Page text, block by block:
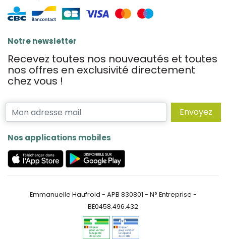
Notre newsletter
Recevez toutes nos nouveautés et toutes
nos offres en exclusivité directement
chez vous !
Envoyez
Nos applications mobiles
Emmanuelle Haufroid - APB 830801 - N° Entreprise -
BE0458.496.432